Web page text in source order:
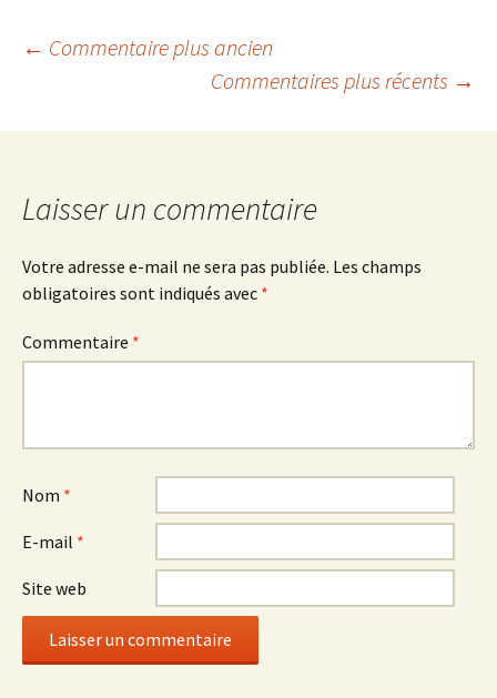
Navigation
des
commentaires
← Commentaire plus ancien
Commentaires plus récents →
Laisser un commentaire
Votre adresse e-mail ne sera pas publiée. Les champs
obligatoires sont indiqués avec *
Commentaire *
Nom *
E-mail *
Site web